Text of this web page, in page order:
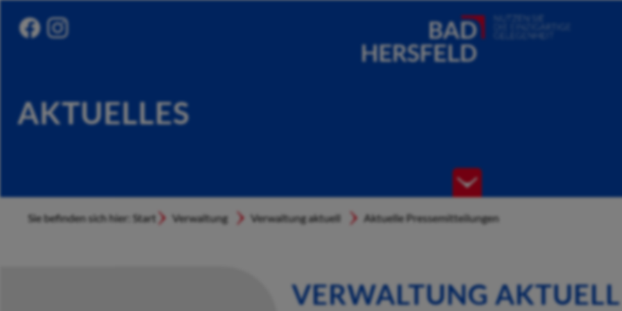
AKTUELLES
Sie befinden sich hier: Start Verwaltung Verwaltung aktuell Aktuelle Pressemitteilungen
VERWALTUNG AKTUELL